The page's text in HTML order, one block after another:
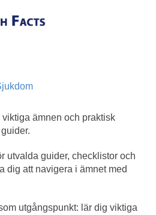
ämnen och praktisk
utvalda guider, checklistor och
dig att navigera i ämnet med
utgångspunkt: lär dig viktiga